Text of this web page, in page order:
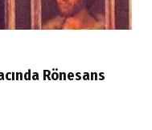
Rönesans